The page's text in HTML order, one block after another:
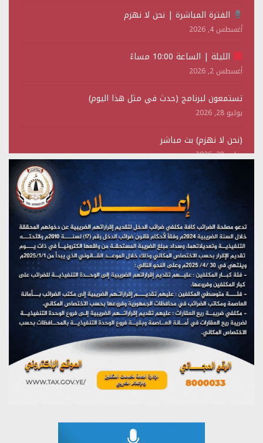
الفترة المباشرة | نحن لا نهزم
أغسطس 4, 2026
الليلة | الساعة 10:00 مساءً
أغسطس 2, 2026
تستمعون لبرنامج (حدث في مثل هذا اليوم)
يوليو 28, 2026
(نحن لا نهزم) بث مباشر
يوليو 28, 2026
تستمعون لبرنامج (هندسة الوهم)
مؤتمر صحفي لمركز عين الإنسانية حول جرائم تحالف العدوان
على اليمن
يوليو 27, 2026
تستمعون لبرنامج (مع السيد القائد)
يوليو 26, 2026
تستمعون لبرنامج (خبر وعلم)
يوليو 26, 2026